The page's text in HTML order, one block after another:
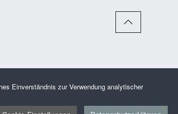
Einverständnis zur Verwendung analytischer